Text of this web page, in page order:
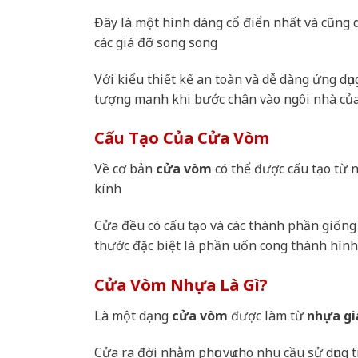
Đây là một hình dáng cổ điển nhất và
các giá đỡ song song
Với kiểu thiết kế an toàn và dễ dàng ứng
tượng mạnh khi bước chân vào ngôi nhà
Cấu Tạo Của Cửa Vòm
Về cơ bản cửa vòm có thể được cấu tạo từ
kính
Cửa đều có cấu tạo và các thành phần
thước đặc biệt là phần uốn cong thành
Cửa Vòm Nhựa Là Gì?
Là một dạng cửa vòm được làm từnhựa
Cửa ra đời nhằm phục vụ cho nhu cầu sử